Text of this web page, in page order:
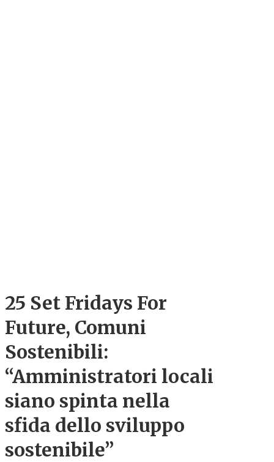
25 Set Fridays For
Future, Comuni
Sostenibili:
“Amministratori locali
siano spinta nella
sfida dello sviluppo
sostenibile”